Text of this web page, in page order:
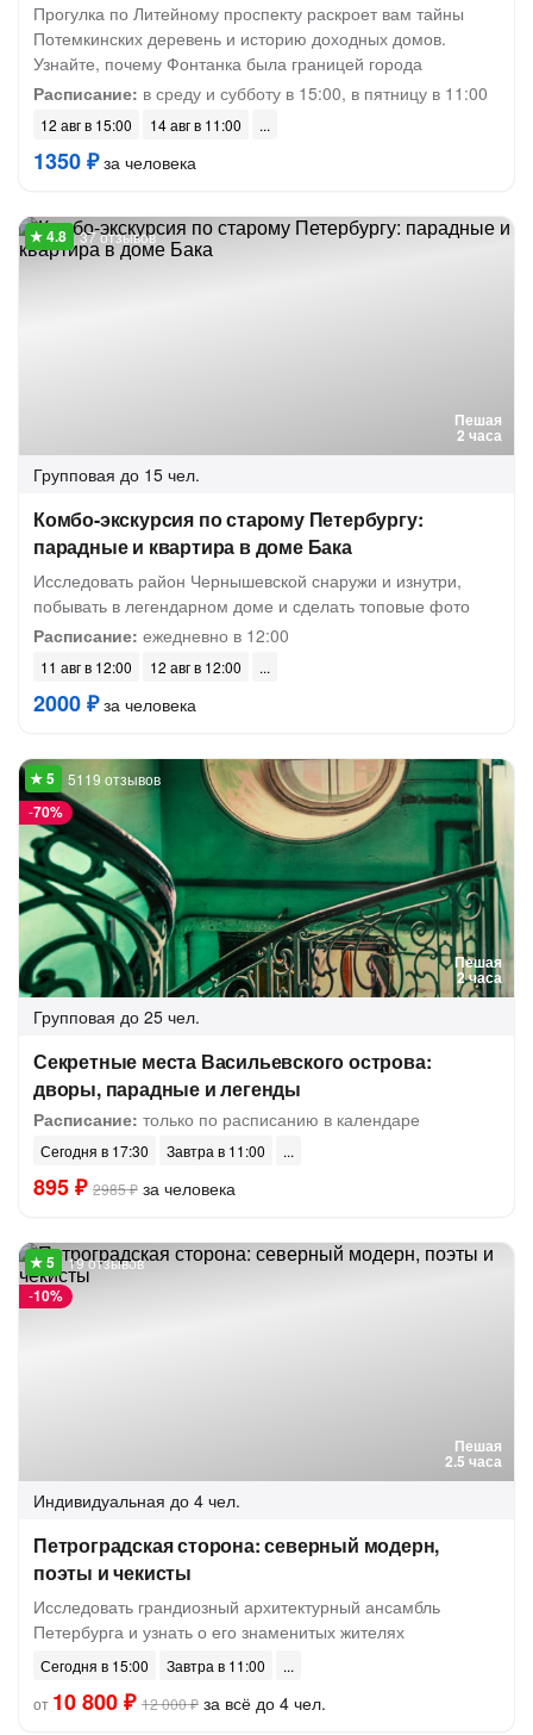
Прогулка по Литейному проспекту раскроет вам тайны
Потемкинских деревень и историю доходных домов.
Узнайте, почему Фонтанка была границей города
Расписание: в среду и субботу в 15:00, в пятницу в 11:00
12 авг в 15:00 14 авг в 11:00
1350 ₽за человека
Пешая
2 часа
37 отзывов
Групповая до 15 чел.
Комбо-экскурсия по старому Петербургу:
парадные и квартира в доме Бака
Исследовать район Чернышевской снаружи и изнутри,
побывать в легендарном доме и сделать топовые фото
Расписание: ежедневно в 12:00
11 авг в 12:00 12 авг в 12:00
2000 ₽за человека
Пешая
2 часа
-70%
5119 отзывов
Групповая до 25 чел.
Секретные места Васильевского острова:
дворы, парадные и легенды
Расписание: только по расписанию в календаре
Сегодня в 17:30 Завтра в 11:00
895 ₽ 2985 ₽ за человека
Пешая
2.5 часа
-10%
19 отзывов
Индивидуальная до 4 чел.
Петроградская сторона: северный модерн,
поэты и чекисты
Исследовать грандиозный архитектурный ансамбль
Петербурга и узнать о его знаменитых жителях
Сегодня в 15:00
Завтра в 11:00
от 10 800 ₽ 12 000 ₽ за всё до 4 чел.